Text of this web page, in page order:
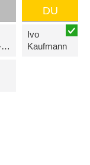
DU
Ivo
Kaufmann